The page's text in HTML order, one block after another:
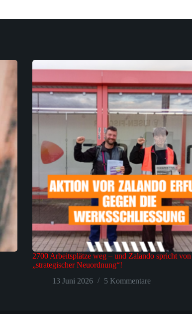
2700 Arbeitsplätze weg – und Zalando spricht von
„strategischer Neuordnung“!
13 Juni 2026
5 Kommentare